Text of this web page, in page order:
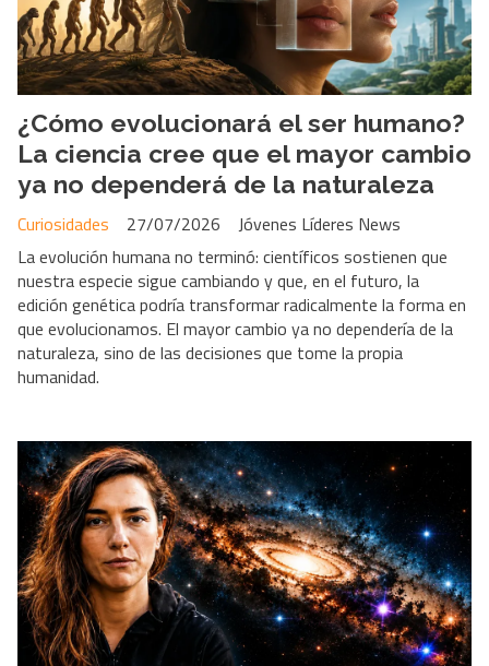
¿Cómo evolucionará el ser humano?
La ciencia cree que el mayor cambio
ya no dependerá de la naturaleza
Jóvenes Líderes News
Curiosidades
27/07/2026
La evolución humana no terminó: científicos sostienen que
nuestra especie sigue cambiando y que, en el futuro, la
edición genética podría transformar radicalmente la forma en
que evolucionamos. El mayor cambio ya no dependería de la
naturaleza, sino de las decisiones que tome la propia
humanidad.